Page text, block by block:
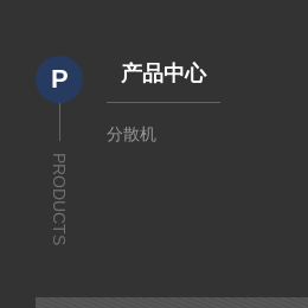
P
PRODUCTS
产品中心
分散机